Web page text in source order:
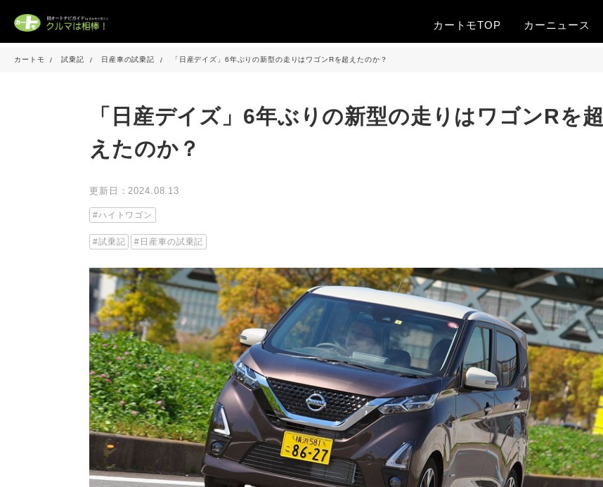
カートモTOP カーニュース
カートモ 試乗記 日産車の試乗記 「日産デイズ」6年ぶりの新型の走りはワゴンRを超えたのか？
「日産デイズ」6年ぶりの新型の走りはワゴンRを超
えたのか？
更新日：2024.08.13
ハイトワゴン
試乗記 日産車の試乗記